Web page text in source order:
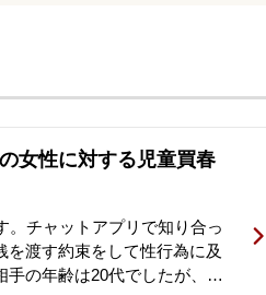
女性に対する児童買春
。チャットアプリで知り合っ
渡す約束をして性行為に及
の年齢は20代でしたが、会